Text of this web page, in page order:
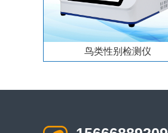
鸟类性别检测仪